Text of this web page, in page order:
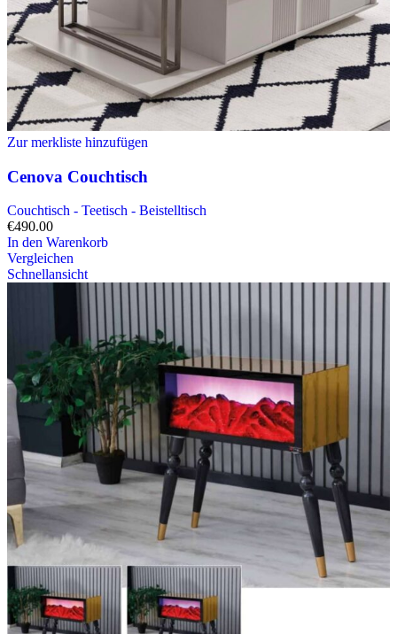
Zur merkliste hinzufügen
Cenova Couchtisch
Couchtisch - Teetisch - Beistelltisch
€490.00
In den Warenkorb
Vergleichen
Schnellansicht